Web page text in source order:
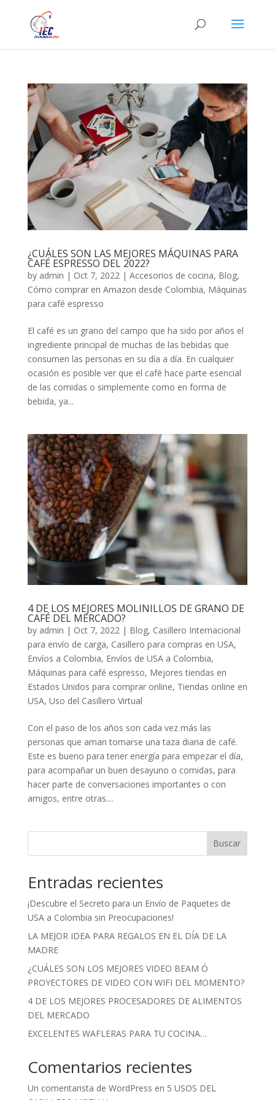
¿CUÁLES SON LAS MEJORES MÁQUINAS PARA
CAFÉ ESPRESSO DEL 2022?
by admin | Oct 7, 2022| Accesorios de cocina, Blog,
Cómo comprar en Amazon desde Colombia, Máquinas
para café espresso
El café es un grano del campo que ha sido por años el
ingrediente principal de muchas de las bebidas que
consumen las personas en su día a día. En cualquier
ocasión es posible ver que el café hace parte esencial
de las comidas o simplemente como en forma de
bebida, ya...
4 DE LOS MEJORES MOLINILLOS DE GRANO DE
CAFÉ DEL MERCADO?
by admin | Oct 7, 2022 | Blog, Casillero Internacional
para envío de carga, Casillero para compras en USA,
Envíos a Colombia, Envíos de USA a Colombia,
Máquinas para café espresso, Mejores tiendas en
Estados Unidos para comprar online, Tiendas online en
USA, Uso del Casillero Virtual
Con el paso de los años son cada vez más las
personas que aman tomarse una taza diaria de café.
Este es bueno para tener energía para empezar el día,
para acompañar un buen desayuno o comidas, para
hacer parte de conversaciones importantes o con
amigos, entre otras....
Buscar
Entradas recientes
¡Descubre el Secreto para un Envío de Paquetes de
USA a Colombia sin Preocupaciones!
LA MEJOR IDEA PARA REGALOS EN EL DÍA DE LA
MADRE
¿CUÁLES SON LOS MEJORES VIDEO BEAM Ó
PROYECTORES DE VIDEO CON WIFI DEL MOMENTO?
4 DE LOS MEJORES PROCESADORES DE ALIMENTOS
DEL MERCADO
EXCELENTES WAFLERAS PARA TU COCINA…
Comentarios recientes
Un comentarista de WordPress en 5 USOS DEL